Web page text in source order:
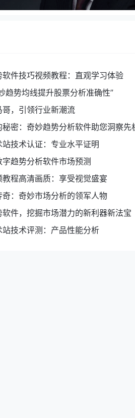
了数据处理效率。
安全性和可靠性。
软件技巧视频教程：直观学习体验
趋势均线提升股票分析准确性”
哥，引领行业新潮流
秘密：奇妙趋势分析软件助您洞察先
技术认证：专业水平证明
趋势分析软件市场预测
教程高清画质：享受视觉盛宴
奇：奇妙市场分析的领军人物
软件，挖掘市场潜力的新利器新法宝
站技术评测：产品性能分析